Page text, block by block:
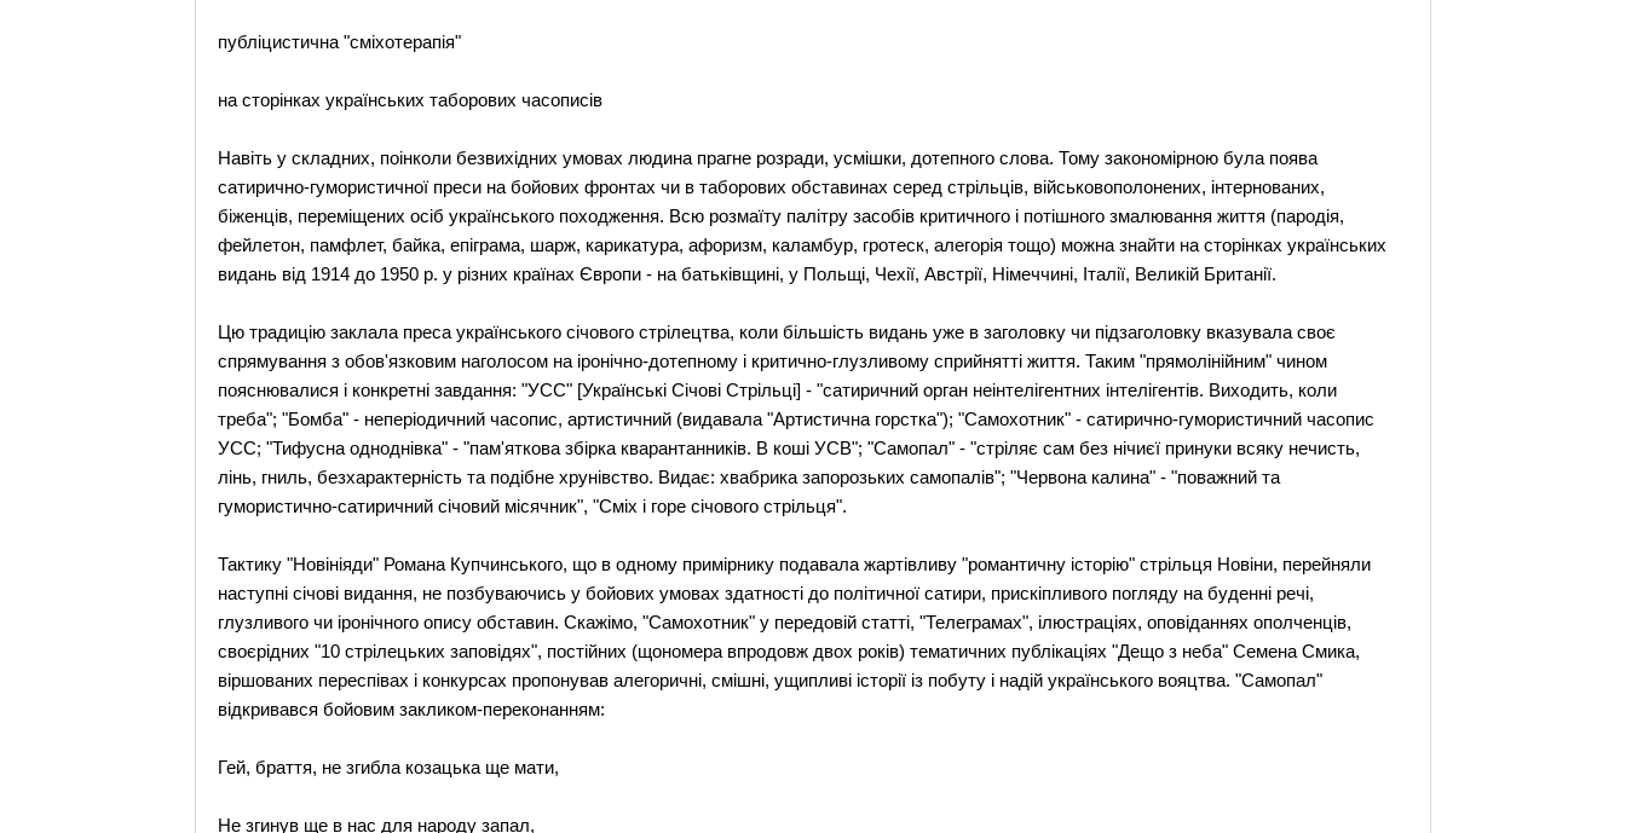
публіцистична "сміхотерапія"
на сторінках українських таборових часописів
Навіть у складних, поінколи безвихідних умовах людина прагне розради, усмішки, дотепного слова. Тому закономірною була поява
сатирично-гумористичної преси на бойових фронтах чи в таборових обставинах серед стрільців, військовополонених, інтернованих,
біженців, переміщених осіб українського походження. Всю розмаїту палітру засобів критичного і потішного змалювання життя (пародія,
фейлетон, памфлет, байка, епіграма, шарж, карикатура, афоризм, каламбур, гротеск, алегорія тощо) можна знайти на сторінках українських
видань від 1914 до 1950 р. у різних країнах Європи - на батьківщині, у Польщі, Чехії, Австрії, Німеччині, Італії, Великій Британії.
Цю традицію заклала преса українського січового стрілецтва, коли більшість видань уже в заголовку чи підзаголовку вказувала своє
спрямування з обов'язковим наголосом на іронічно-дотепному і критично-глузливому сприйнятті життя. Таким "прямолінійним" чином
пояснювалися і конкретні завдання: "УСС" [Українські Січові Стрільці] - "сатиричний орган неінтелігентних інтелігентів. Виходить, коли
треба"; "Бомба" - неперіодичний часопис, артистичний (видавала "Артистична горстка"); "Самохотник" - сатирично-гумористичний часопис
УСС; "Тифусна одноднівка" - "пам'яткова збірка кварантанників. В коші УСВ"; "Самопал" - "стріляє сам без нічиєї принуки всяку нечисть,
лінь, гниль, безхарактерність та подібне хрунівство. Видає: хвабрика запорозьких самопалів"; "Червона калина" - "поважний та
гумористично-сатиричний січовий місячник", "Сміх і горе січового стрільця".
Тактику "Новініяди" Романа Купчинського, що в одному примірнику подавала жартівливу "романтичну історію" стрільця Новіни, перейняли
наступні січові видання, не позбуваючись у бойових умовах здатності до політичної сатири, прискіпливого погляду на буденні речі,
глузливого чи іронічного опису обставин. Скажімо, "Самохотник" у передовій статті, "Телеграмах", ілюстраціях, оповіданнях ополченців,
своєрідних "10 стрілецьких заповідях", постійних (щономера впродовж двох років) тематичних публікаціях "Дещо з неба" Семена Смика,
віршованих переспівах і конкурсах пропонував алегоричні, смішні, ущипливі історії із побуту і надій українського вояцтва. "Самопал"
відкривався бойовим закликом-переконанням:
Гей, браття, не згибла козацька ще мати,
Не згинув ще в нас для народу запал,